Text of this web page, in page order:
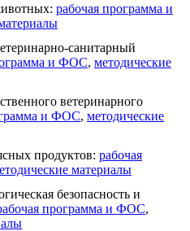
рабочая программа и
санитарный
и ФОС, методические
ветеринарного
и ФОС, методические
продуктов: рабочая
материалы
безопасность и
программа и ФОС,